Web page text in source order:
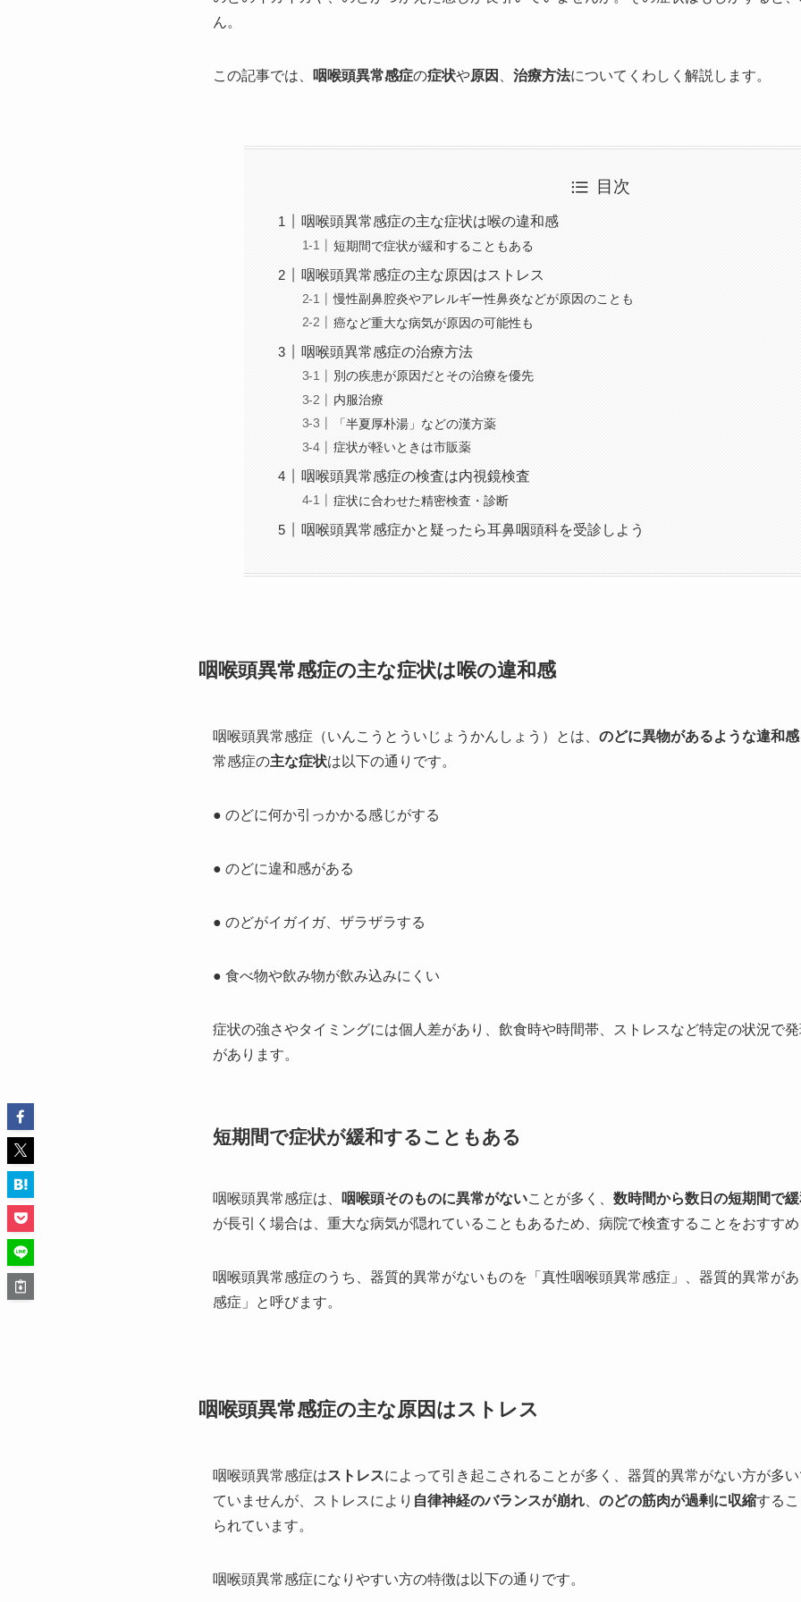
ん。
この記事では、 咽喉頭異常感症の症状や原因 治療方法についてくわしく解説します。
目次
咽喉頭異常感症の主な症状は喉の違和感
短期間で症状が緩和することもある
咽喉頭異常感症の主な原因はストレス
慢性副鼻腔炎やアレルギー性鼻炎などが原因のことも
癌など重大な病気が原因の可能性も
咽喉頭異常感症の治療方法
別の疾患が原因だとその治療を優先
内服治療
「半夏厚朴湯」などの漢方薬
症状が軽いときは市販薬
咽喉頭異常感症の検査は内視鏡検査
症状に合わせた精密検査・診断
咽喉頭異常感症かと疑ったら耳鼻咽頭科を受診しよう
咽喉頭異常感症の主な症状は喉の違和感
咽喉頭異常感症（いんこうとういじょうかんしょう）とは、 のどに異物があるような違和
常感症の主な症状は以下の通りです。
● のどに何か引っかかる感じがする
● のどに違和感がある
● のどがイガイガ、ザラザラする
● 食べ物や飲み物が飲み込みにくい
症状の強さやタイミングには個人差があり、飲食時や時間帯、ストレスなど特定の状況で
があります。
短期間で症状が緩和することもある
咽喉頭異常感症は、 咽喉頭そのものに異常がないことが多く、 数時間から数日の短期間で
が長引く場合は、重大な病気が隠れていることもあるため、病院で検査することをおすす
咽喉頭異常感症のうち、器質的異常がないものを「真性咽喉頭異常感症」、器質的異常が
感症」と呼びます。
咽喉頭異常感症の主な原因はストレス
咽喉頭異常感症はストレスによって引き起こされることが多く、器質的異常がない方が多
ていませんが、ストレスにより 自律神経のバランスが崩れ のどの筋肉が過剰に収縮する
られています。
咽喉頭異常感症になりやすい方の特徴は以下の通りです。